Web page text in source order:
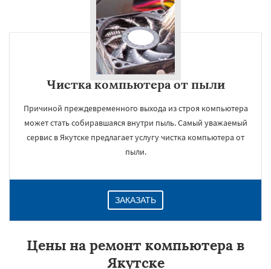
Чистка компьютера от пыли
Причиной преждевременного выхода из строя компьютера
может стать собиравшаяся внутри пыль. Самый уважаемый
сервис в Якутске предлагает услугу чистка компьютера от
пыли.
ЗАКАЗАТЬ
Цены на ремонт компьютера в
Якутске